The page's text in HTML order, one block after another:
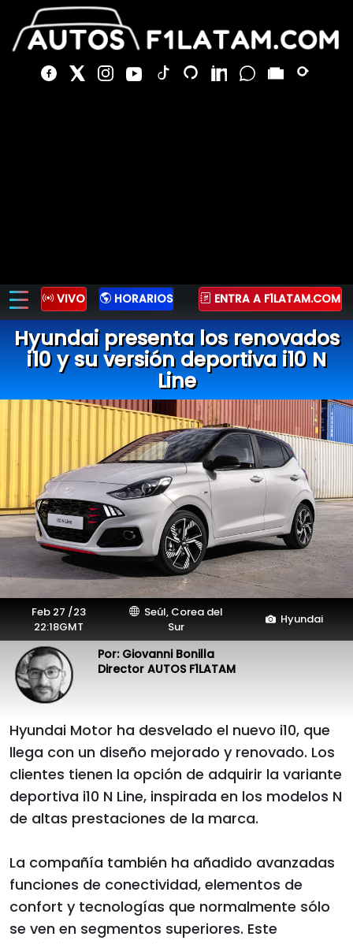
VIVO HORARIOS ENTRA A F1LATAM.COM
Hyundai presenta los renovados
i10 y su versión deportiva i10 N
Line
Feb 27 /23
22:18GMT
Seúl, Corea del
Sur
Hyundai
Por: Giovanni Bonilla
Director AUTOS F1LATAM
Hyundai Motor ha desvelado el nuevo i10, que
llega con un diseño mejorado y renovado. Los
clientes tienen la opción de adquirir la variante
deportiva i10 N Line, inspirada en los modelos N
de altas prestaciones de la marca.
La compañía también ha añadido avanzadas
funciones de conectividad, elementos de
confort y tecnologías que normalmente sólo
se ven en segmentos superiores. Este